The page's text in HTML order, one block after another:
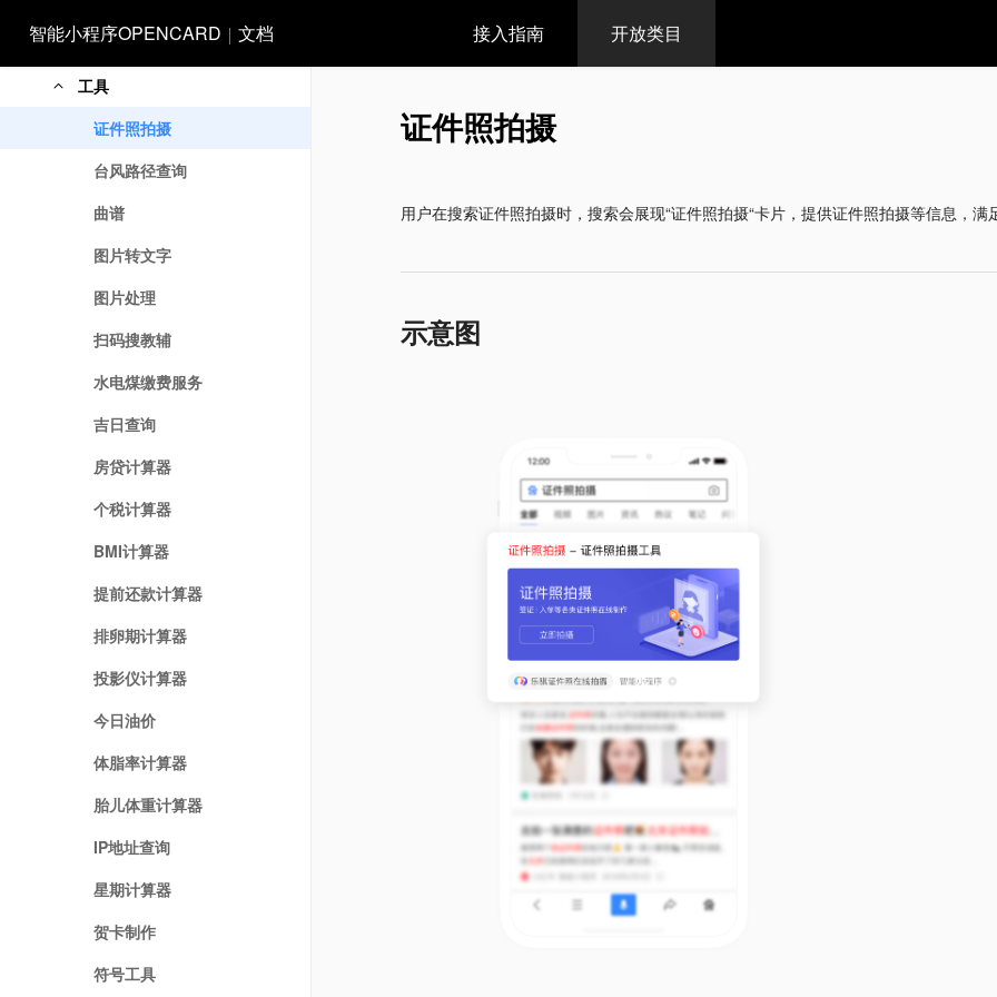
智能小程序OPENCARD 文档 接入指南 开放类目
英语四六级成绩查询
工具
证件照拍摄
台风路径查询
曲谱
图片转文字
图片处理
扫码搜教辅
水电煤缴费服务
吉日查询
房贷计算器
个税计算器
BMI计算器
提前还款计算器
排卵期计算器
投影仪计算器
今日油价
体脂率计算器
胎儿体重计算器
IP地址查询
星期计算器
贺卡制作
符号工具
证件照拍摄
用户在搜索证件照拍摄时，搜索会展现“证件照拍摄“卡片，提供证件照拍摄等信息，满
示意图